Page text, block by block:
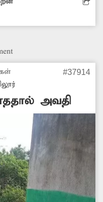
சீர்கேடு
நோய் பரவும்
எடுப்பார்களா?
#37914
அவதி